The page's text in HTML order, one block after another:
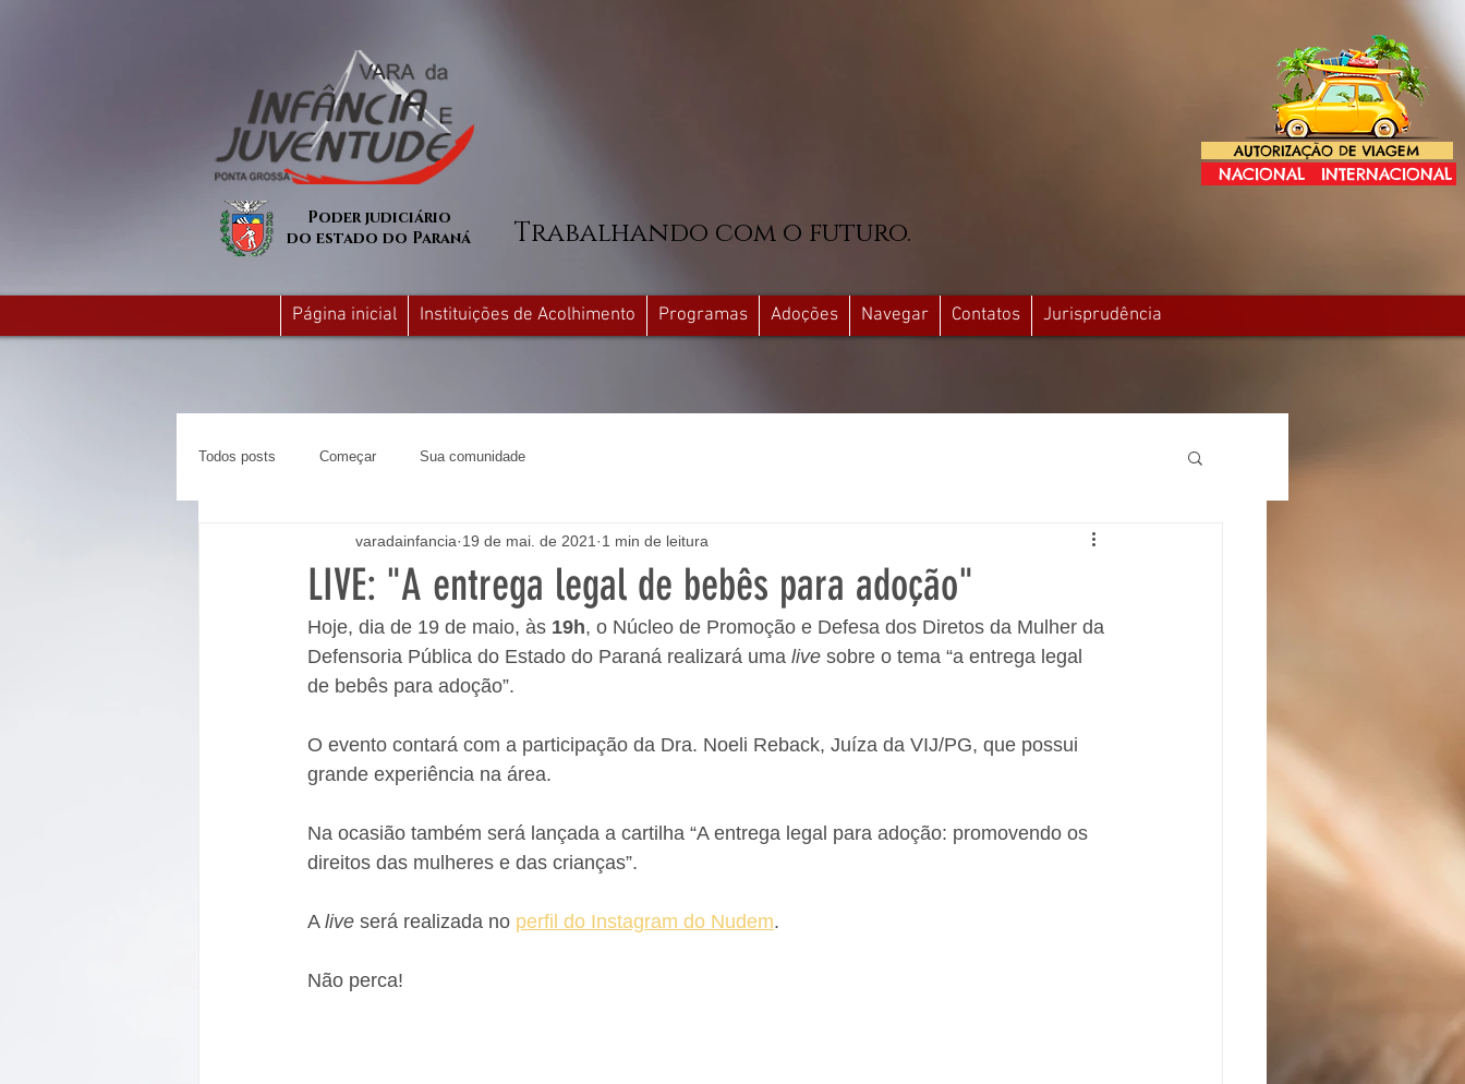
AUTORIZAÇÃO DE VIAGEM
NACIONAL INTERNACIONAL
Poder judiciário
do estado do Paraná
Trabalhando com o futuro.
Página inicial Instituições de Acolhimento Programas Adoções Navegar Contatos Jurisprudência
Todos posts Começar Sua comunidade
LIVE: "A entrega legal de bebês para adoção"
varadainfancia 19 de mai. de 2021 1 min de leitura
Hoje, dia de 19 de maio, às 19h, o Núcleo de Promoção e Defesa dos Diretos da Mulher da
Defensoria Pública do Estado do Paraná realizará uma live sobre o tema “a entrega legal
de bebês para adoção”.
O evento contará com a participação da Dra. Noeli Reback, Juíza da VIJ/PG, que possui
grande experiência na área.
Na ocasião também será lançada a cartilha “A entrega legal para adoção: promovendo os
direitos das mulheres e das crianças”.
A live será realizada no perfil do Instagram do Nudem.
Não perca!